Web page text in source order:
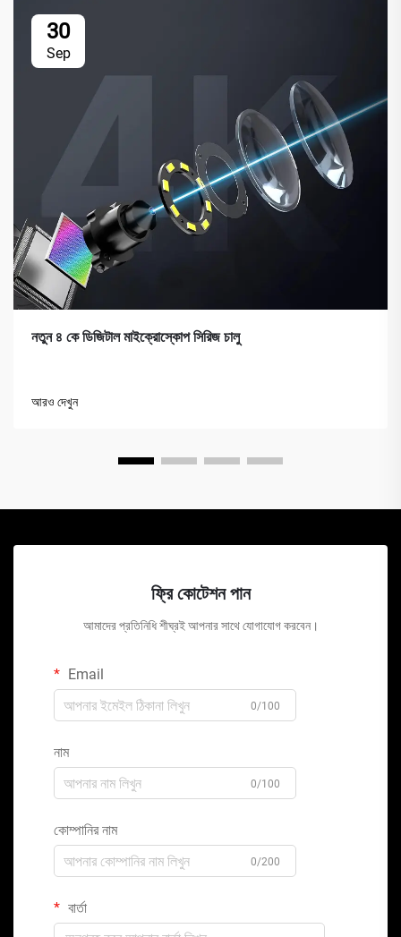
30
Sep
নতুন ৪ কে ডিজিটাল মাইক্রোস্কোপ সিরিজ চালু
আরও দেখুন
ফ্রি কোটেশন পান
আমাদের প্রতিনিধি শীঘ্রই আপনার সাথে যোগাযোগ করবেন।
Email
0/100
নাম
0/100
কোম্পানির নাম
0/200
বার্তা